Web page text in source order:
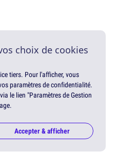
choix de cookies
tiers. Pour l'afficher, vous
paramètres de confidentialité.
le lien "Paramètres de Gestion
Accepter & afficher